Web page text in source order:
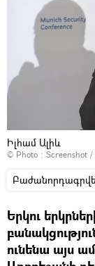
Իլհամ Ալիև
© Photo : Screenshot
Երկու
ունենա այս